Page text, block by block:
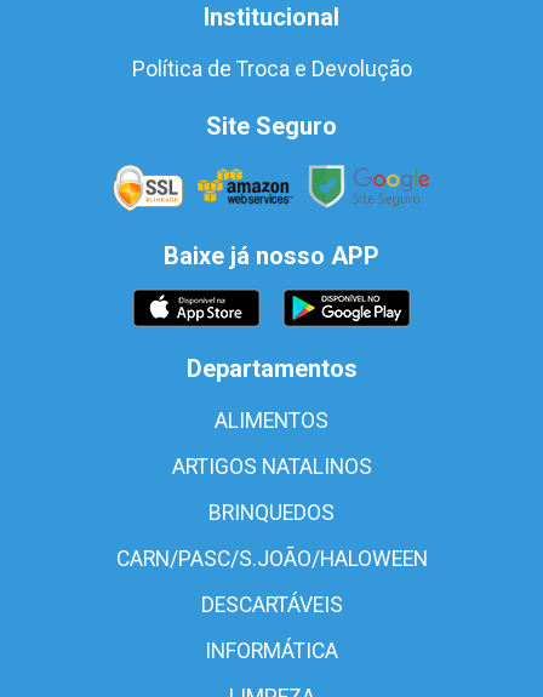
Institucional
Política de Troca e Devolução
Site Seguro
Baixe já nosso APP
Departamentos
ALIMENTOS
ARTIGOS NATALINOS
BRINQUEDOS
CARN/PASC/S.JOÃO/HALOWEEN
DESCARTÁVEIS
INFORMÁTICA